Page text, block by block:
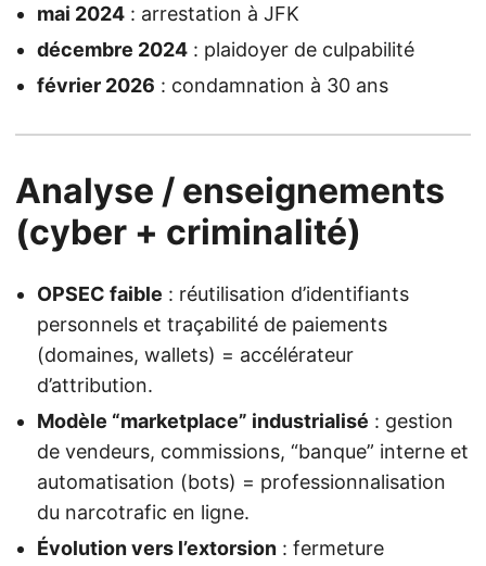
mai 2024 : arrestation à JFK
décembre 2024 : plaidoyer de culpabilité
février 2026 : condamnation à 30 ans
Analyse / enseignements
(cyber + criminalité)
OPSEC faible : réutilisation d’identifiants
personnels et traçabilité de paiements
(domaines, wallets) = accélérateur
d’attribution.
Modèle “marketplace” industrialisé : gestion
de vendeurs, commissions, “banque” interne et
automatisation (bots) = professionnalisation
du narcotrafic en ligne.
Évolution vers l’extorsion : fermeture